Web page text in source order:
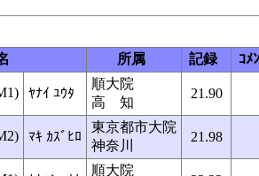
所属 記録 ｺﾒ
ﾔﾅｲ ﾕｳﾀ
順大院
高 知
21.90
ﾏｷ ｶｽﾞﾋﾛ
東京都市大院
神奈川
21.98
順大院